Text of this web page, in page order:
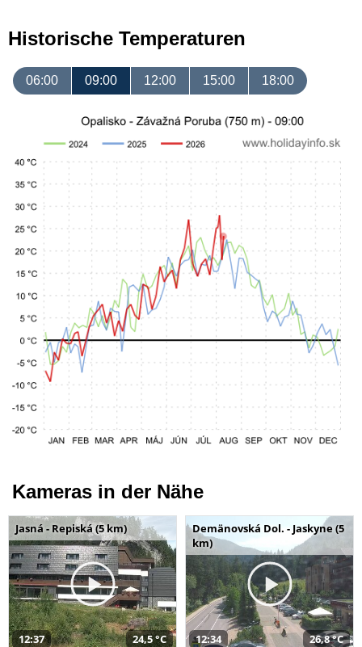
Historische Temperaturen
06:00 09:00 12:00 15:00 18:00
Kameras in der Nähe
Jasná - Repiská (5 km)
12:37 24,5 °C
Demänovská Dol. - Jaskyne (5
km)
12:34 26,8 °C